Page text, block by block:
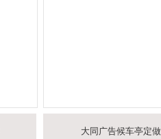
大同广告候车亭定做